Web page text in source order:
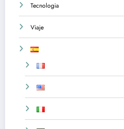
Tecnologia
Viaje